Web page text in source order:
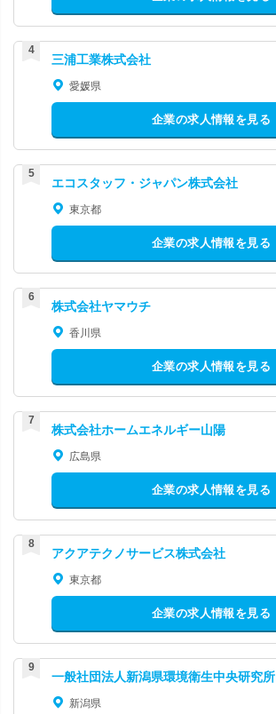
三浦工業株式会社
愛媛県
企業の求人情報を見る
エコスタッフ・ジャパン株式会社
東京都
企業の求人情報を見る
株式会社ヤマウチ
香川県
企業の求人情報を見る
株式会社ホームエネルギー山陽
広島県
企業の求人情報を見る
アクアテクノサービス株式会社
東京都
企業の求人情報を見る
一般社団法人新潟県環境衛生中央研究所
新潟県